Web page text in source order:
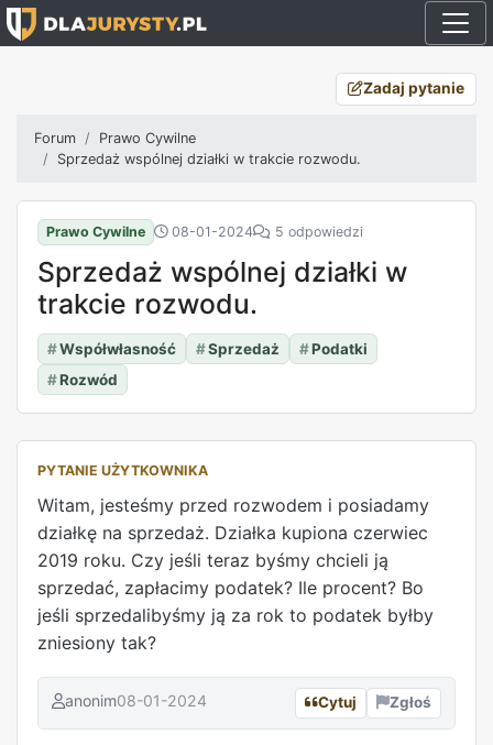
Zadaj pytanie
Forum
Prawo Cywilne
Sprzedaż wspólnej działki w trakcie rozwodu.
Prawo Cywilne 08-01-2024 5 odpowiedzi
Sprzedaż wspólnej działki w
trakcie rozwodu.
#Współwłasność #Sprzedaż #Podatki
#Rozwód
PYTANIE UŻYTKOWNIKA
Witam, jesteśmy przed rozwodem i posiadamy
działkę na sprzedaż. Działka kupiona czerwiec
2019 roku. Czy jeśli teraz byśmy chcieli ją
sprzedać, zapłacimy podatek? Ile procent? Bo
jeśli sprzedalibyśmy ją za rok to podatek byłby
zniesiony tak?
anonim08-01-2024 Cytuj Zgłoś